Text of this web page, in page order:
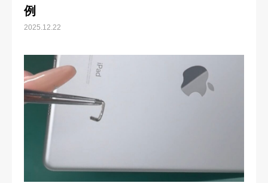
例
2025.12.22
サービス一覧
お知らせ
修理料金表
ご予約・お問合せ